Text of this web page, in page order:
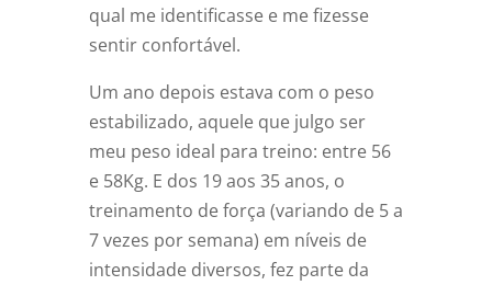
qual me identificasse e me fizesse
sentir confortável.
Um ano depois estava com o peso
estabilizado, aquele que julgo ser
meu peso ideal para treino: entre 56
e 58Kg. E dos 19 aos 35 anos, o
treinamento de força (variando de 5 a
7 vezes por semana) em níveis de
intensidade diversos, fez parte da